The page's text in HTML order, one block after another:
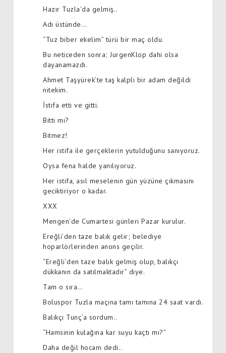
Hazır Tuzla’da gelmiş..
Adı üstünde…
“Tuz biber ekelim” türü bir maç oldu.
Bu neticeden sonra; JurgenKlop dahi olsa
dayanamazdı.
Ahmet Taşyürek’te taş kalpli bir adam değildi
nitekim.
İstifa etti ve gitti.
Bitti mi?
Bitmez!
Her istifa ile gerçeklerin yutulduğunu sanıyoruz.
Oysa fena halde yanılıyoruz.
Her istifa, asıl meselenin gün yüzüne çıkmasını
geciktiriyor o kadar.
XXX
Mengen’de Cumartesi günleri Pazar kurulur.
Ereğli’den taze balık gelir; belediye
hoparlörlerinden anons geçilir.
“Ereğli’den taze balık gelmiş olup, balıkçı
dükkanın da satılmaktadır” diye.
Tam o sıra…
Boluspor Tuzla maçına tamı tamına 24 saat vardı.
Balıkçı Tunç’a sordum..
“Hamsinin kulağına kar suyu kaçtı mı?”
Daha değil hocam dedi..